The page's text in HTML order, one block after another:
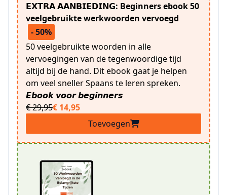
𝗘𝗫𝗧𝗥𝗔 𝗔𝗔𝗡𝗕𝗜𝗘𝗗𝗜𝗡𝗚: Beginners ebook 50
veelgebruikte werkwoorden vervoegd
- 50%
50 veelgebruikte woorden in alle
vervoegingen van de tegenwoordige tijd
altijd bij de hand. Dit ebook gaat je helpen
om veel sneller Spaans te leren spreken.
𝙀𝙗𝙤𝙤𝙠 𝙫𝙤𝙤𝙧 𝙗𝙚𝙜𝙞𝙣𝙣𝙚𝙧𝙨
€ 29,95€ 14,95
Toevoegen